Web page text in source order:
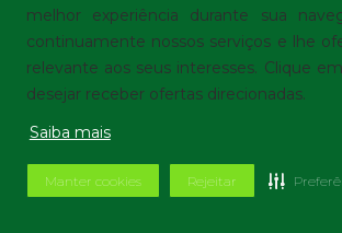
melhor experiência durante sua
continuamente nossos serviços e lhe
relevante aos seus interesses. Clique
desejar receber ofertas direcionadas.
Saiba mais
Manter cookies Rejeitar